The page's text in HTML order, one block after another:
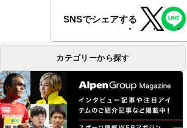
SNSでシェアする
カテゴリーから探す